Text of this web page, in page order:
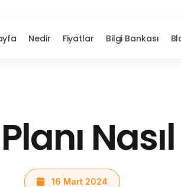
Nedir Fiyatlar Bilgi Bankası
16 Mart 2024